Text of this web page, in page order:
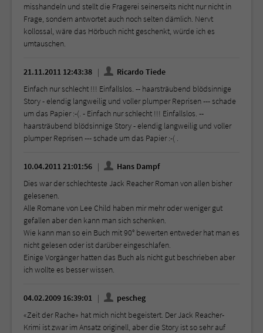
misshandeln und stellt die Fragerei seinerseits nicht nur nicht in
Frage, sondern antwortet auch noch selten dämlich. Nervt
kollossal, wäre das Hörbuch nicht geschenkt, würde ich es
umtauschen.
21.11.2011 12:43:38
Ricardo Tiede
Einfach nur schlecht !!! Einfallslos. -- haarsträubend blödsinnige
Story - elendig langweilig und voller plumper Reprisen --- schade
um das Papier :-(. - Einfach nur schlecht !!! Einfallslos. --
haarsträubend blödsinnige Story - elendig langweilig und voller
plumper Reprisen --- schade um das Papier :-( .
10.04.2011 21:01:56
Hans Dampf
Dies war der schlechteste Jack Reacher Roman von allen bisher
gelesenen.
Alle Romane von Lee Child haben mir mehr oder weniger gut
gefallen aber den kann man sich schenken.
Wie kann man so ein Buch mit 90° bewerten entweder hat man es
nicht gelesen oder ist darüber eingeschlafen.
Einige Vorgänger hatten das Buch als nicht gut beschrieben aber
ich wollte es besser wissen.
04.02.2009 16:39:01
pescheg
«Zeit der Rache» hat mich nicht begeistert. Der Jack Reacher-
Krimi ist zwar im Ansatz originell, aber die Story ist so sehr auf